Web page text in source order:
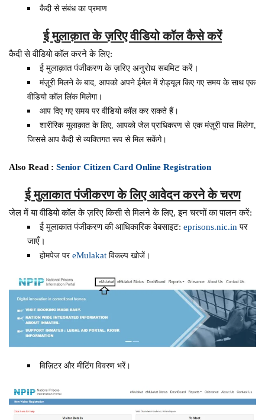
कैदी से संबंध का प्रमाण
ई मुलाक़ात के ज़रिए वीडियो कॉल कैसे करें
कैदी से वीडियो कॉल करने के लिए:
ई मुलाक़ात पंजीकरण के ज़रिए अनुरोध सबमिट करें।
मंज़ूरी मिलने के बाद, आपको अपने ईमेल में शेड्यूल किए गए समय के साथ एक
वीडियो कॉल लिंक मिलेगा।
आप दिए गए समय पर वीडियो कॉल कर सकते हैं।
शारीरिक मुलाक़ात के लिए, आपको जेल प्राधिकरण से एक मंज़ूरी पास मिलेगा,
जिससे आप कैदी से व्यक्तिगत रूप से मिल सकेंगे।
Also Read :Senior Citizen Card Online Registration
ई मुलाकात पंजीकरण के लिए आवेदन करने के चरण
जेल में या वीडियो कॉल के ज़रिए किसी से मिलने के लिए, इन चरणों का पालन करें:
ई मुलाकात पंजीकरण की आधिकारिक वेबसाइट: eprisons.nic.in पर
जाएँ।
होमपेज पर eMulakatविकल्प खोजें।
विज़िटर और मीटिंग विवरण भरें।